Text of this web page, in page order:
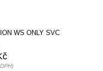
WS ONLY SVC